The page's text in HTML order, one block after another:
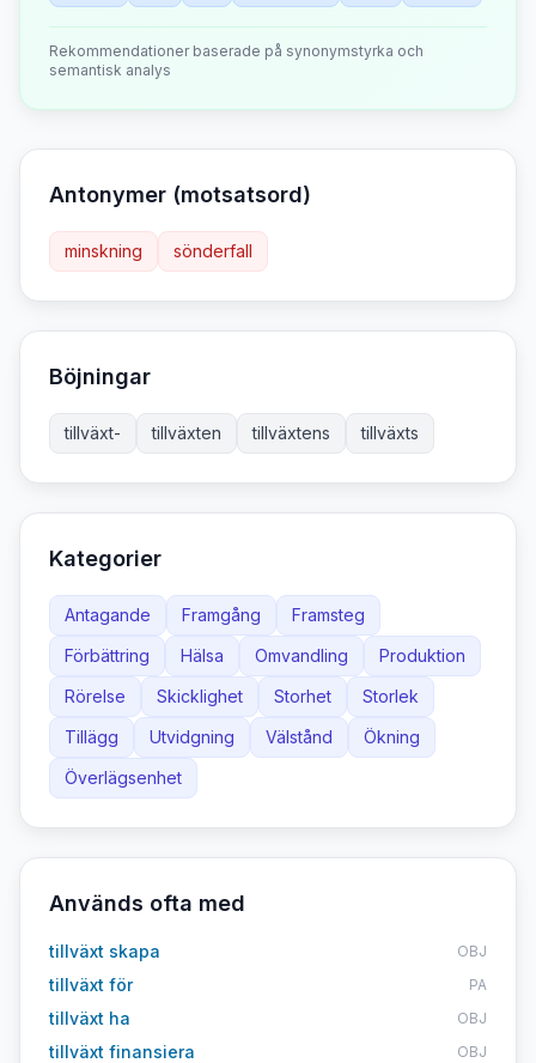
Rekommendationer baserade på synonymstyrka och
semantisk analys
Antonymer (motsatsord)
minskning sönderfall
Böjningar
tillväxt- tillväxten tillväxtens tillväxts
Kategorier
Antagande Framgång
Framsteg
Förbättring
Hälsa Omvandling
Produktion
Rörelse
Skicklighet Storhet
Storlek
Tillägg
Utvidgning Välstånd
Ökning
Överlägsenhet
Används ofta med
tillväxt skapa OBJ
tillväxt för PA
tillväxt ha OBJ
tillväxt finansiera OBJ